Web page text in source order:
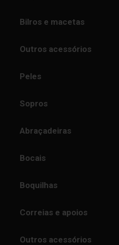
Bilros e macetas
Outros acessórios
Peles
Sopros
Abraçadeiras
Bocais
Boquilhas
Correias e apoios
Outros acessórios